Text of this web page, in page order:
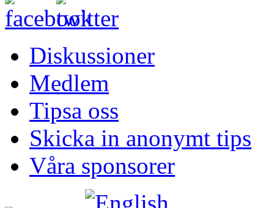
Diskussioner
Medlem
Tipsa oss
Skicka in anonymt tips
Våra sponsorer